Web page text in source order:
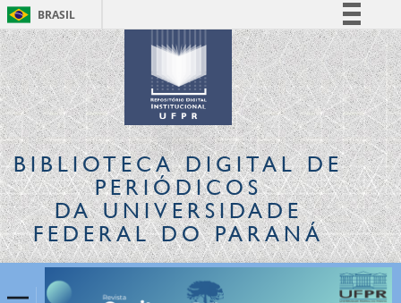
BRASIL
Simplifique!
Comunica BR
Participe
Acesso à informação
Legislação
Canais
BIBLIOTECA DIGITALDE
PERIÓDICOS
DA UNIVERSIDADE
FEDERAL DO PARANÁ